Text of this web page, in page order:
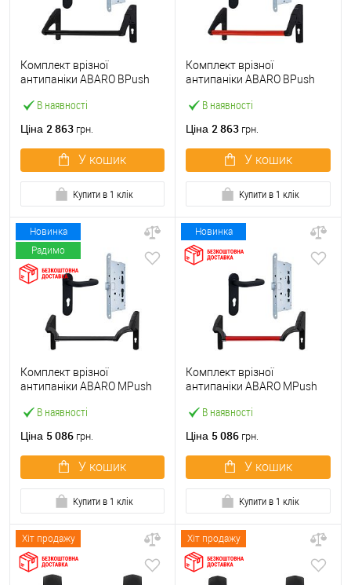
В наявності
Комплект врізної
антипаніки ABARO BPush
чорний із замком та ручкою
Ціна 2 863 грн.
У кошик
Купити в 1 клік
В наявності
Комплект врізної
антипаніки ABARO BPush
червоний із замком та
Ціна 2 863 грн.
У кошик
Купити в 1 клік
Новинка
Радимо
В наявності
Комплект врізної
антипаніки ABARO МPush
чорний із замком та ручкою
Ціна 5 086 грн.
У кошик
Купити в 1 клік
Новинка
В наявності
Комплект врізної
антипаніки ABARO МPush
червоний із замком та
Ціна 5 086 грн.
У кошик
Купити в 1 клік
Хіт продажу Хіт продажу